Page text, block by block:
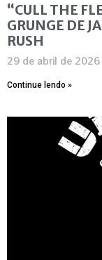
“CULL THE
GRUNGE DE
RUSH
29 de abril de 2026
Continue lendo »